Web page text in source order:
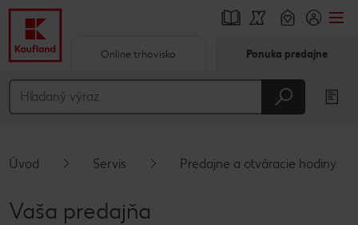
Hlavný obsah
Online trhovisko Ponuka predajne
Úvod Servis Predajne a otváracie hodiny
Vaša predajňa